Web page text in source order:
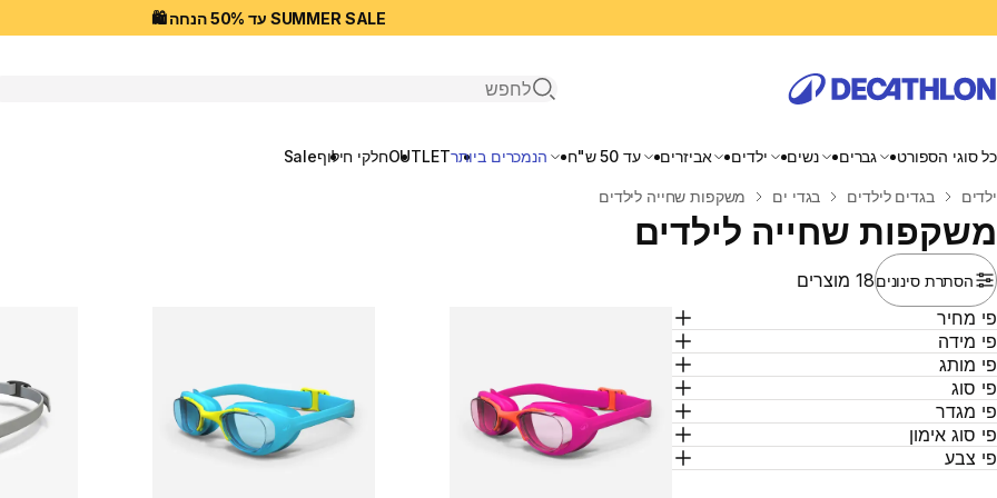
SUMMER SALE עד 50% הנחה 🛍️
פתיחת חיפוש
כל סוגי הספורט גברים נשים ילדים אביזרים עד 50 ש"ח הנמכרים ביותרOUTLETחלקי חילוףSale
בית
ילדים בגדים לילדים בגדי ים משקפות שחייה לילדים
משקפות שחייה לילדים
הסתרת סינונים18 מוצרים
מחיר
מידה
מותג
סוג
מגדר
סוג אימון
צבע